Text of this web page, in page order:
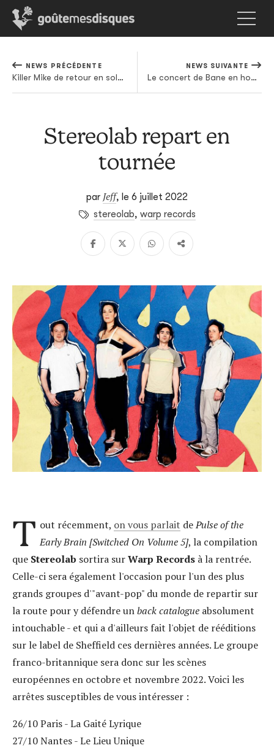
NEWS PRÉCÉDENTE
Killer Mike de retour en solo, enfin
NEWS SUIVANTE
Le concert de Bane en hommage à son défunt bassiste est désormais en ligne
Stereolab repart en
tournée
par Jeff, le 6 juillet 2022
stereolab, warp records
T out récemment, on vous parlait dePulse of the
Early Brain [Switched On Volume 5], la compilation
que Stereolab sortira surWarp Records à la rentrée.
Celle-ci sera également l'occasion pour l'un des plus
grands groupes d'"avant-pop" du monde de repartir sur
la route pour y défendre unback catalogue absolument
intouchable - et qui a d'ailleurs fait l'objet de rééditions
sur le label de Sheffield ces dernières années. Le groupe
franco-britannique sera donc sur les scènes
européennes en octobre et novembre 2022. Voici les
arrêtes susceptibles de vous intéresser :
26/10 Paris - La Gaité Lyrique
27/10 Nantes - Le Lieu Unique